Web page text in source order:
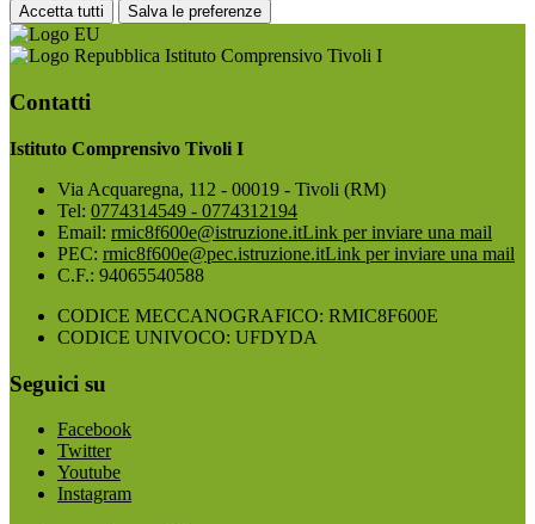
Accetta tutti Salva le preferenze
Istituto Comprensivo Tivoli I
Contatti
Istituto Comprensivo Tivoli I
Via Acquaregna, 112 - 00019 - Tivoli (RM)
Tel: 0774314549 - 0774312194
Email: rmic8f600e@istruzione.itLink per inviare una mail
PEC: rmic8f600e@pec.istruzione.itLink per inviare una mail
C.F.: 94065540588
CODICE MECCANOGRAFICO: RMIC8F600E
CODICE UNIVOCO: UFDYDA
Seguici su
Facebook
Twitter
Youtube
Instagram